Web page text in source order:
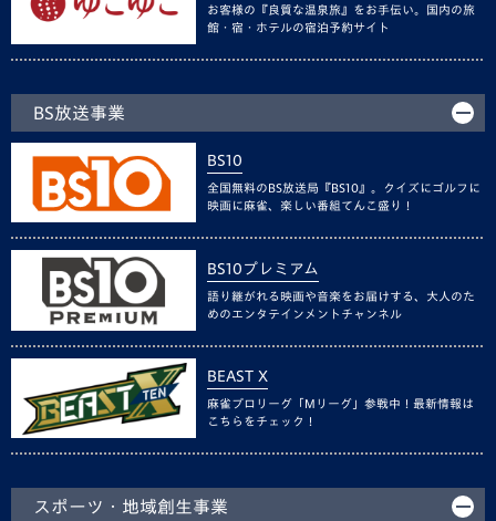
お客様の『良質な温泉旅』をお手伝い。国内の旅
館・宿・ホテルの宿泊予約サイト
BS放送事業
BS10
全国無料のBS放送局『BS10』。クイズにゴルフに
映画に麻雀、楽しい番組てんこ盛り！
BS10プレミアム
語り継がれる映画や音楽をお届けする、大人のた
めのエンタテインメントチャンネル
BEAST X
麻雀プロリーグ「Mリーグ」参戦中！最新情報は
こちらをチェック！
スポーツ・地域創生事業